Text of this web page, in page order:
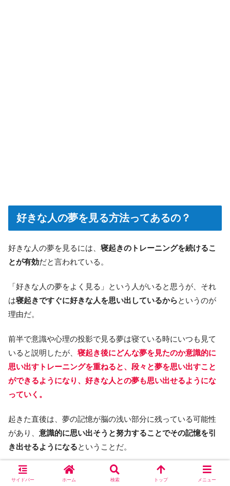
好きな人の夢を見る方法ってあるの？
好きな人の夢を見るには、 寝起きのトレーニングを続けるこ
とが有効だと言われている。
「好きな人の夢をよく見る」という人がいると思うが、それ
は寝起きですぐに好きな人を思い出しているからというのが
理由だ。
前半で意識や心理の投影で見る夢は寝ている時にいつも見て
いると説明したが、 寝起き後にどんな夢を見たのか意識的に
思い出すトレーニングを重ねると、段々と夢を思い出すこと
ができるようになり、好きな人との夢も思い出せるようにな
っていく。
起きた直後は、夢の記憶が脳の浅い部分に残っている可能性
があり、 意識的に思い出そうと努力することでその記憶を引
き出せるようになるということだ。
夢とは、結局覚えているのか覚えていないのかで分かれてい
サイドバー ホーム 検索 トップ メニュー